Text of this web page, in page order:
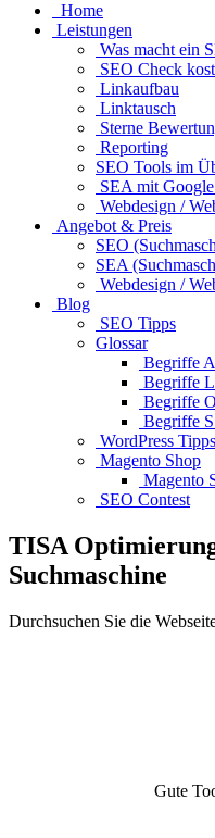
Home
Leistungen
Was macht ein
SEO Check
Linkaufbau
Linktausch
Sterne
Reporting
SEO Tools im
SEA mit
Webdesign /
Angebot & Preis
SEO
SEA
Webdesign /
Blog
SEO Tipps
Glossar
Begriffe
Begriffe
Begriffe
Begriffe
WordPress Tipps
Magento Shop
Magento
SEO Contest
TISA
Suchmaschine
Durchsuchen Sie die
Gute